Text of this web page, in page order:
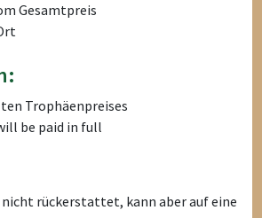
Gesamtpreis
Trophäenpreises
be paid in full
nicht rückerstattet, kann aber auf eine